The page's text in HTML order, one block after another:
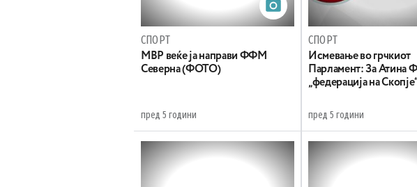
СПОРТ
МВР веќе ја направи ФФМ
Северна (ФОТО)
пред 5 години
СПОРТ
Исмевање во грчкиот
Парламент: За Атина
„федерација на
пред 5 години